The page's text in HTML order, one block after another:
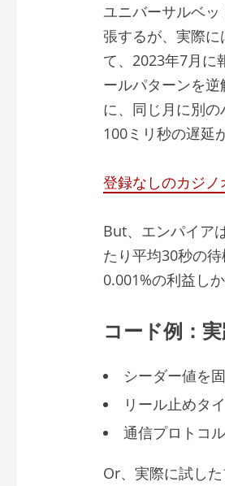
ユニバーサルベ
張するが、実際
て、2023年7月に
ールパターンを
に、同じ月に別の
100ミリ秒の遅延
登録なしのカジノ
But、エンパイア
たり平均30秒の
0.001%の利益しか
コード例：
シーダー値を
リール止めタ
通信プロトコ
Or、実際に試し